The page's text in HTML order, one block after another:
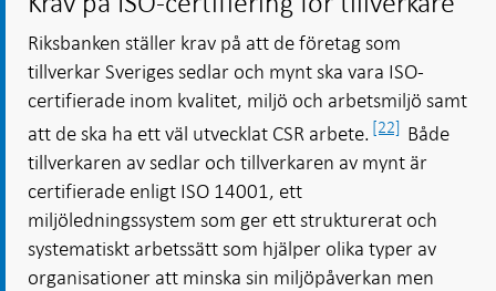
Riksbanken ställer krav på att de företag som
tillverkar Sveriges sedlar och mynt ska vara ISO-
certifierade inom kvalitet, miljö och arbetsmiljö samt
att de ska ha ett väl utvecklat CSR arbete. [22] Både
tillverkaren av sedlar och tillverkaren av mynt är
certifierade enligt ISO 14001, ett
miljöledningssystem som ger ett strukturerat och
systematiskt arbetssätt som hjälper olika typer av
organisationer att minska sin miljöpåverkan men